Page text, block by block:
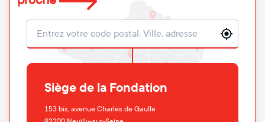
Localisation
Siège de la Fondation
153 bis, avenue Charles de Gaulle